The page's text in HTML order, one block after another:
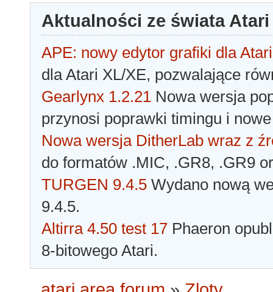
Aktualności ze świata Atari
APE: nowy edytor grafiki dla Atari
dla Atari XL/XE, pozwalające
Gearlynx 1.2.21 Nowa wersja
przynosi poprawki timingu i
Nowa wersja DitherLab wraz z
do formatów .MIC, .GR8, .GR9
TURGEN 9.4.5 Wydano nową
9.4.5.
Altirra 4.50 test 17 Phaeron
8-bitowego Atari.